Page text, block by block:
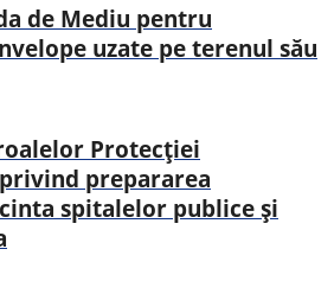
de Mediu pentru
uzate pe terenul său
Protecției
prepararea
spitalelor publice și